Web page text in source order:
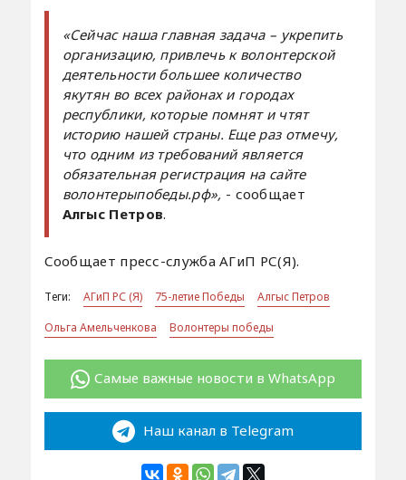
«Сейчас наша главная задача – укрепить
организацию, привлечь к волонтерской
деятельности большее количество
якутян во всех районах и городах
республики, которые помнят и чтят
историю нашей страны. Еще раз отмечу,
что одним из требований является
обязательная регистрация на сайте
волонтерыпобеды.рф», - сообщает
Алгыс Петров.
Сообщает пресс-служба АГиП РС(Я).
Теги: АГиП РС (Я) 75-летие Победы
Алгыс Петров
Ольга Амельченкова
Волонтеры победы
Самые важные новости в WhatsApp
Наш канал в Telegram